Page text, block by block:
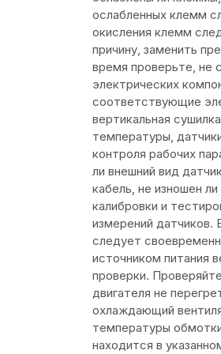
ослабленных клемм
окисления клемм
причину, заменить
время проверьте, не
электрических
соответствующие
вертикальная
температуры,
контроля рабочих
ли внешний вид
кабель, не изношен
калибровки и
измерений датчиков.
следует
источником питания
проверки.
двигателя не
охлаждающий
температуры
находится в